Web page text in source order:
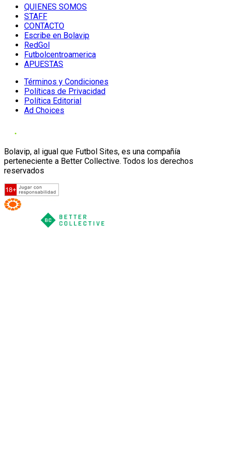
QUIENES SOMOS
STAFF
CONTACTO
Escribe en Bolavip
RedGol
Futbolcentroamerica
APUESTAS
Términos y Condiciones
Políticas de Privacidad
Política Editorial
Ad Choices
Bolavip, al igual que Futbol Sites, es una compañía
perteneciente a Better Collective. Todos los derechos
reservados